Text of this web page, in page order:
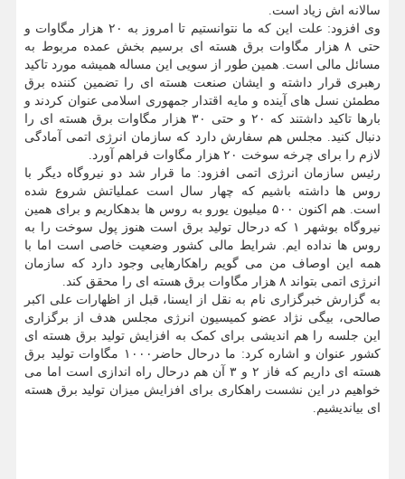
سالانه اش زیاد است.
وی افزود: علت این که ما نتوانستیم تا امروز به ۲۰ هزار مگاوات و
حتی ۸ هزار مگاوات برق هسته ای برسیم بخش عمده مربوط به
مسائل مالی است. همین طور از سویی این مساله همیشه مورد تاکید
رهبری قرار داشته و ایشان صنعت هسته ای را تضمین کننده برق
مطمئن نسل های آینده و مایه اقتدار جمهوری اسلامی عنوان کردند و
بارها تاکید داشتند که ۲۰ و حتی ۳۰ هزار مگاوات برق هسته ای را
دنبال کنید. مجلس هم سفارش دارد که سازمان انرژی اتمی آمادگی
لازم را برای چرخه سوخت ۲۰ هزار مگاوات فراهم آورد.
رئیس سازمان انرژی اتمی افزود: ما قرار شد دو نیروگاه دیگر با
روس ها داشته باشیم که چهار سال است عملیاتش شروع شده
است. هم اکنون ۵۰۰ میلیون یورو به روس ها بدهکاریم و برای همین
نیروگاه بوشهر ۱ که درحال تولید برق است هنوز پول سوخت را به
روس ها نداده ایم. شرایط مالی کشور وضعیت خاصی است اما با
همه این اوصاف من می گویم راهکارهایی وجود دارد که سازمان
انرژی اتمی بتواند ۸ هزار مگاوات برق هسته ای را محقق کند.
به گزارش خبرگزاری نام به نقل از ایسنا، قبل از اظهارات علی اکبر
صالحی، بیگی نژاد عضو کمیسیون انرژی مجلس هدف از برگزاری
این جلسه را هم اندیشی برای کمک به افزایش تولید برق هسته ای
کشور عنوان و اشاره کرد: ما درحال حاضر۱۰۰۰ مگاوات تولید برق
هسته ای داریم که فاز ۲ و ۳ آن هم درحال راه اندازی است اما می
خواهیم در این نشست راهکاری برای افزایش میزان تولید برق هسته
ای بیاندیشیم.